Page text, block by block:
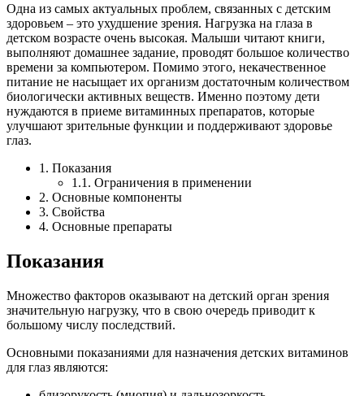
Одна из самых актуальных проблем, связанных с детским
здоровьем – это ухудшение зрения. Нагрузка на глаза в
детском возрасте очень высокая. Малыши читают книги,
выполняют домашнее задание, проводят большое количество
времени за компьютером. Помимо этого, некачественное
питание не насыщает их организм достаточным количеством
биологически активных веществ. Именно поэтому дети
нуждаются в приеме витаминных препаратов, которые
улучшают зрительные функции и поддерживают здоровье
глаз.
1. Показания
1.1. Ограничения в применении
2. Основные компоненты
3. Свойства
4. Основные препараты
Показания
Множество факторов оказывают на детский орган зрения
значительную нагрузку, что в свою очередь приводит к
большому числу последствий.
Основными показаниями для назначения детских витаминов
для глаз являются: